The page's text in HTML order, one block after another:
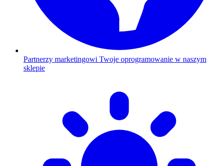
Partnerzy marketingowi Twoje oprogramowanie w naszym
sklepie